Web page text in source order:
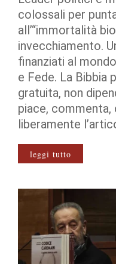
colossali per
all’“immortalità
invecchiamento.
finanziati al
e Fede. La Bibbia
gratuita, non
piace,
liberamente
leggi tutto